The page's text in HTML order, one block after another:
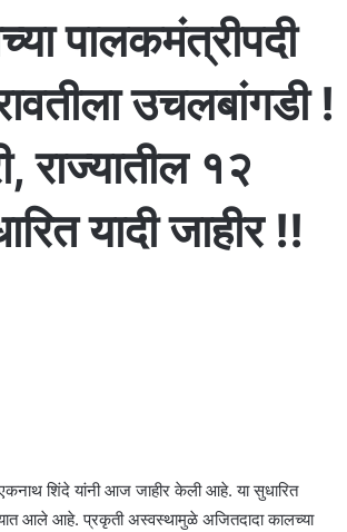
पालकमंत्रीपदी
उचलबांगडी !
१२
यादी जाहीर !!
एकनाथ शिंदे यांनी आज जाहीर केली आहे. या सुधारित
आले आहे. प्रकृती अस्वस्थामुळे अजितदादा कालच्या